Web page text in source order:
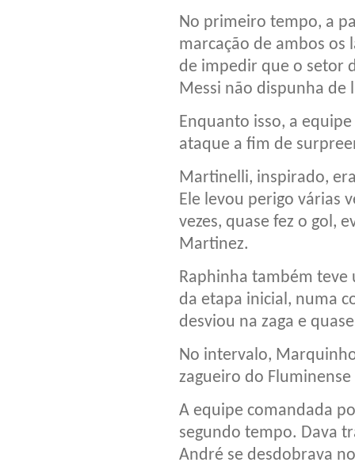
No primeiro tempo, a
marcação de ambos os
de impedir que o setor
Messi não dispunha de
Enquanto isso, a
ataque a fim de
Martinelli, inspirado,
Ele levou perigo várias
vezes, quase fez o gol,
Martinez.
Raphinha também
da etapa inicial, numa
desviou na zaga e
No intervalo,
zagueiro do
A equipe comandada
segundo tempo. Dava
André se desdobrava